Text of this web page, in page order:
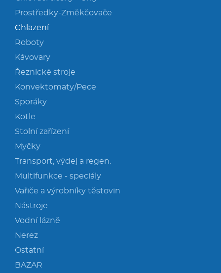
Prostředky-Změkčovače
Chlazení
Roboty
Kávovary
Řeznické stroje
Konvektomaty/Pece
Sporáky
Kotle
Stolní zařízení
Myčky
Transport, výdej a regen.
Multifunkce - speciály
Vařiče a výrobníky těstovin
Nástroje
Vodní lázně
Nerez
Ostatní
BAZAR